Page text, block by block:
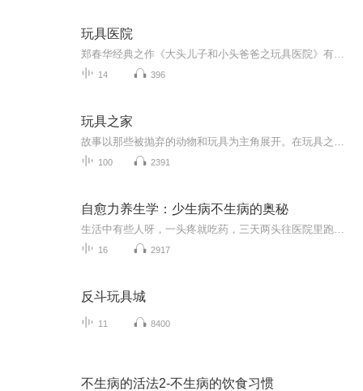
玩具医院
14 396
玩具之家
100 2391
自愈力养生学：少生病不生病的奥秘
16 2917
反斗玩具城
11 8400
不生病的活法2-不生病的饮食习惯